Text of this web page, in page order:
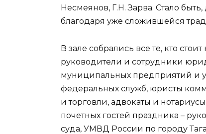
Несмеянов, Г.Н. Зарва. Стало
благодаря уже сложившейся
В зале собрались все те, кто
руководители и сотрудники
муниципальных предприятий и
федеральных служб, юристы
и торговли, адвокаты и
почетных гостей праздника –
суда, УМВД России по городу